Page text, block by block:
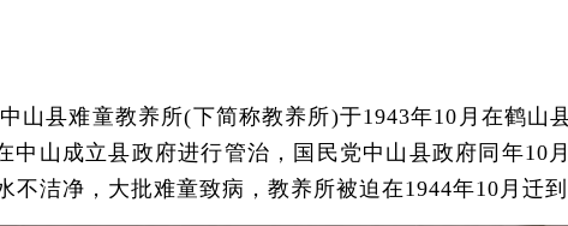
县难童教养所(下简称教养所)于1943年10月在鹤山
山成立县政府进行管治，国民党中山县政府同年10
洁净，大批难童致病，教养所被迫在1944年10月迁到